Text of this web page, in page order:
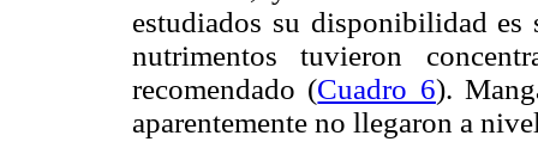
estudiados su disponibilidad
nutrimentos tuvieron
recomendado (Cuadro 6).
aparentemente no llegaron a